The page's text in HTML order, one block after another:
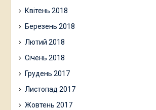
Квітень 2018
Березень 2018
Лютий 2018
Січень 2018
Грудень 2017
Листопад 2017
Жовтень 2017